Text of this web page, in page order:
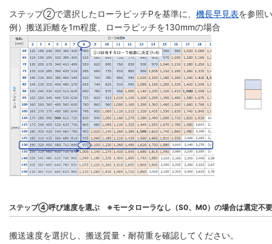
ステップ②で選択したローラピッチPを基準に、 機長早見表を参照
例）搬送距離を1m程度、ローラピッチを130mmの場合
ステップ④呼び速度を選ぶ ※モータローラなし（S0、M0）の場合は選定不
搬送速度を選択し、搬送質量・耐荷重を確認してください。